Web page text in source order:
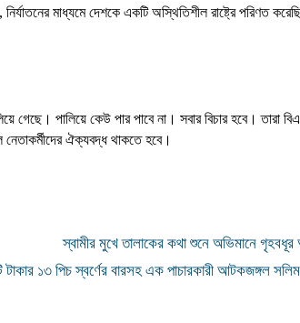
মাধ্যমে দেশকে একটি অস্থিতিশীল রাষ্ট্রে পরিণত
গেছে। পালিয়ে কেউ পার পাবে না। সবার বিচার হবে। তারা
ঐক্যবদ্ধ থাকতে হবে।
স্বামীর মুখে তালাকের কথা শুনে অভিমানে গৃহবধূর
জঙ্গল
১৩ পিচ স্বর্ণের বারসহ এক পাচারকারী আটক